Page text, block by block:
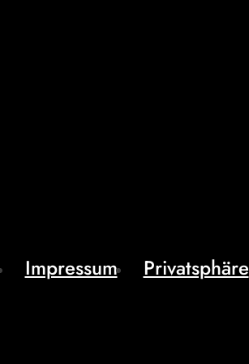
Impressum Privatsphäre